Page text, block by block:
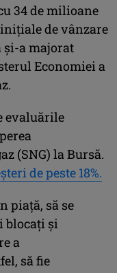
34 de milioane
de vânzare
şi-a majorat
Economiei a
evaluările
(SNG) la Bursă.
de peste 18%.
piaţă, să se
blocaţi şi
a
să fie